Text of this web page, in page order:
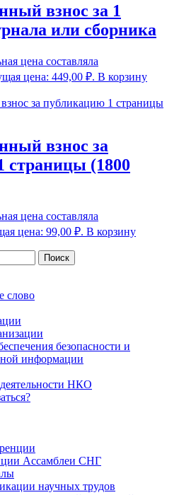
взнос за 1
или сборника
цена составляла
цена: 449,00 ₽. В корзину
взнос за
страницы (1800
цена составляла
цена: 99,00 ₽. В корзину
слово
безопасности и
информации
НКО
Ассамблеи СНГ
научных трудов